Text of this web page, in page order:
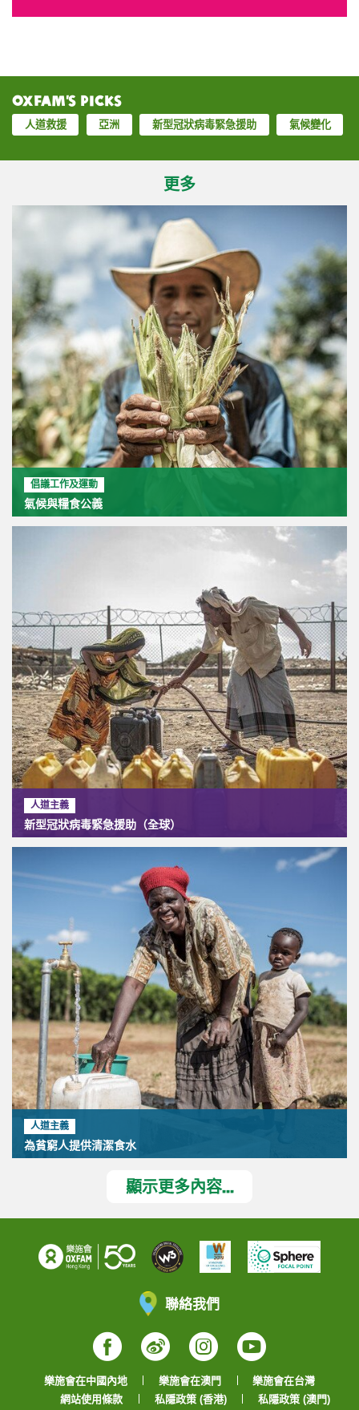
Oxfam’s Picks
人道救援 亞洲 新型冠狀病毒緊急援助 氣候變化
更多
倡議工作及運動
氣候與糧食公義
人道主義
新型冠狀病毒緊急援助（全球）
人道主義
為貧窮人提供清潔食水
顯示更多內容...
聯絡我們
Facebook
WeiboInstagram
YouTube
樂施會在中國內地 樂施會在澳門
樂施會在台灣
網站使用條款
私隱政策 (香港) 私隱政策 (澳門)